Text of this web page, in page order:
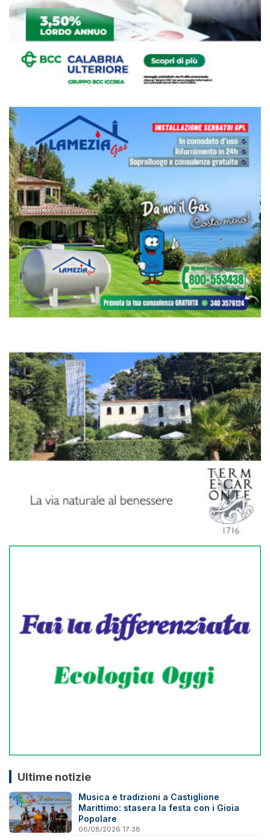
Ultime notizie
Musica e tradizioni a Castiglione
Marittimo: stasera la festa con i Gioia
Popolare
06/08/2026 17:38